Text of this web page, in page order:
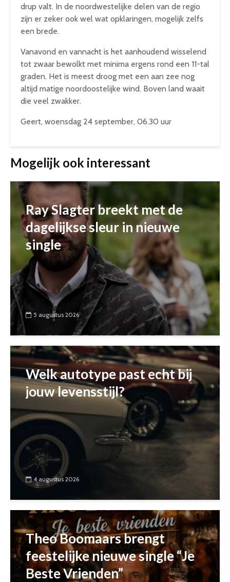
drup valt. In de noordwestelijke delen van de regio
zijn er zeker ook wel wat opklaringen, mogelijk zelfs
een brede.
Vanavond en vannacht is het aanhoudend wisselend
tot zwaar bewolkt met minima ergens rond een 11-tal
graden. Het is meest droog met een aan zee nog
altijd matige noordoostelijke wind. Boven land waait
die veel zwakker.
Geert, woensdag 24 september, 06.30 uur
Mogelijk ook interessant
Ray Slagter breekt met de
dagelijkse sleur in nieuwe
single
5 augustus 2026
Welk autotype past echt bij
jouw levensstijl?
4 augustus 2026
Theo Boomaars brengt
feestelijke nieuwe single “Je
Beste Vrienden”